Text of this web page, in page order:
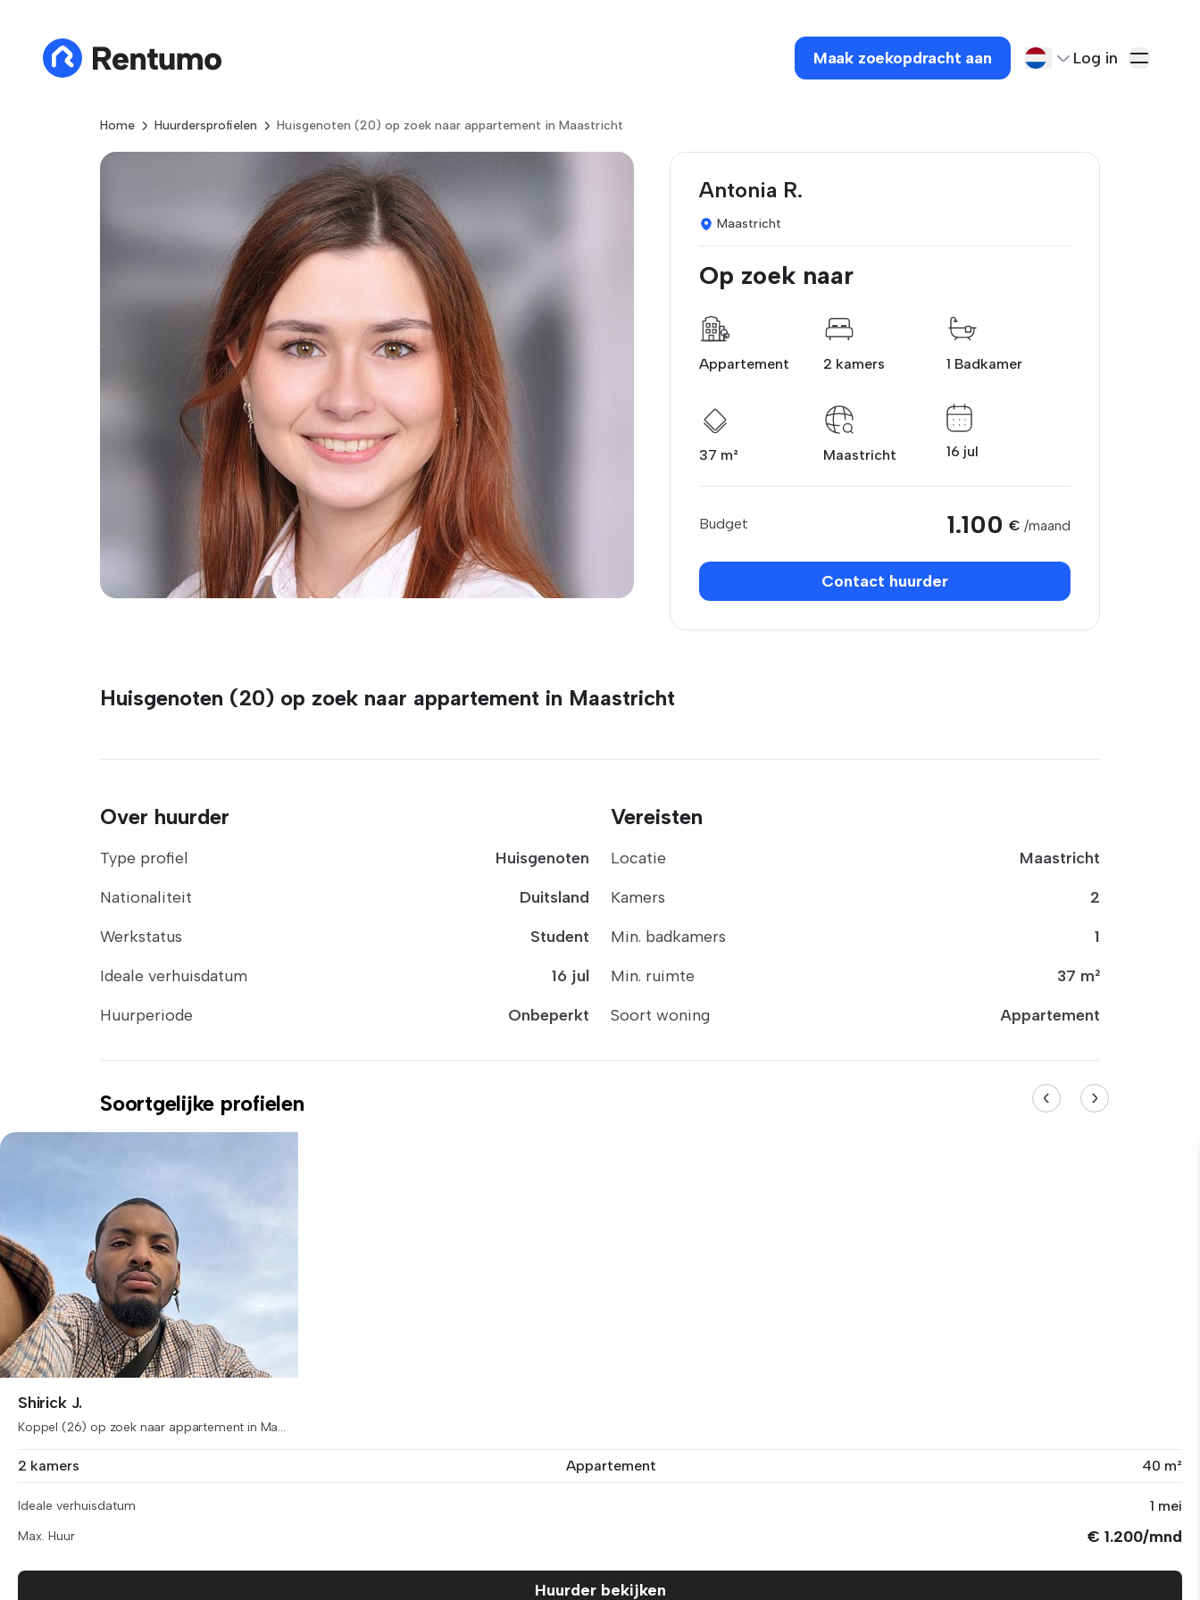
Maak zoekopdracht aan Log in
Home Huurdersprofielen Huisgenoten (20) op zoek naar appartement in Maastricht
Antonia R.
Maastricht
Op zoek naar
Appartement 2 kamers 1 Badkamer
37 m² Maastricht 16 jul
Budget 1.100 € /maand
Contact huurder
Huisgenoten (20) op zoek naar appartement in Maastricht
Over huurder
Type profiel
Huisgenoten
Nationaliteit
Duitsland
Werkstatus
Student
Ideale verhuisdatum
16 jul
Huurperiode
Onbeperkt
Vereisten
Locatie
Maastricht
Kamers
2
Min. badkamers
1
Min. ruimte
37 m²
Soort woning
Appartement
Soortgelijke profielen
Shirick J.
Koppel (26) op zoek naar appartement in Ma...
2 kamers Appartement 40 m²
Ideale verhuisdatum 1 mei
Max. Huur € 1.200/mnd
Huurder bekijken